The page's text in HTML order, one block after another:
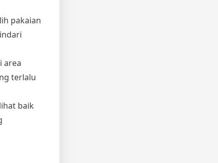
pakaian
area
terlalu
baik